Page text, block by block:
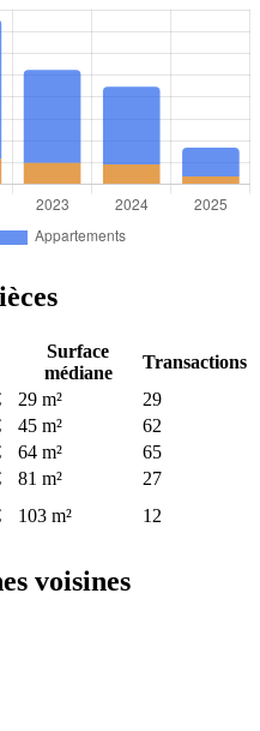
Surface
médiane
Transactions
29 m²
29
45 m²
62
64 m²
65
81 m²
27
103 m² 12
voisines